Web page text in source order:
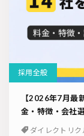
採用全般
【2026年7月最
金・特徴・会社
ダイレクトリ